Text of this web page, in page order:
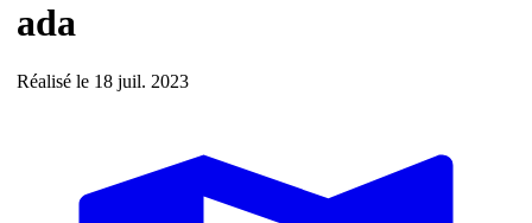
ada
Réalisé le 18 juil. 2023